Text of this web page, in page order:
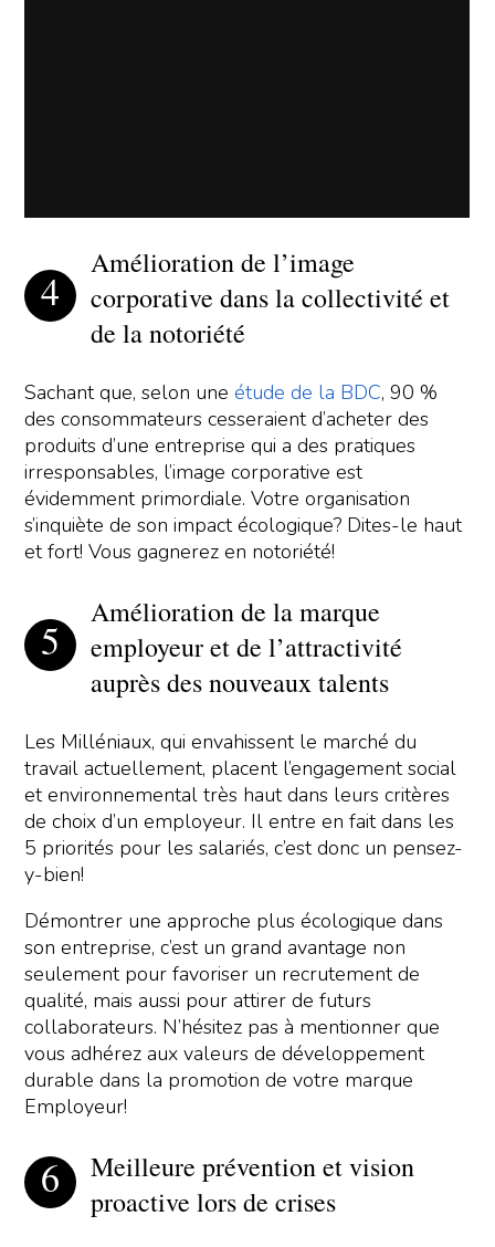
Amélioration de l’image
corporative dans la collectivité et
de la notoriété
Sachant que, selon uneétude de la BDC, 90 %
des consommateurs cesseraient d’acheter des
produits d’une entreprise qui a des pratiques
irresponsables, l’image corporative est
évidemment primordiale. Votre organisation
s’inquiète de son impact écologique? Dites-le haut
et fort! Vous gagnerez en notoriété!
Amélioration de la marque
employeur et de l’attractivité
auprès des nouveaux talents
Les Milléniaux, qui envahissent le marché du
travail actuellement, placent l’engagement social
et environnemental très haut dans leurs critères
de choix d’un employeur. Il entre en fait dans les
5 priorités pour les salariés, c’est donc un pensez-
y-bien!
Démontrer une approche plus écologique dans
son entreprise, c’est un grand avantage non
seulement pour favoriser un recrutement de
qualité, mais aussi pour attirer de futurs
collaborateurs. N’hésitez pas à mentionner que
vous adhérez aux valeurs de développement
durable dans la promotion de votre marque
Employeur!
Meilleure prévention et vision
proactive lors de crises